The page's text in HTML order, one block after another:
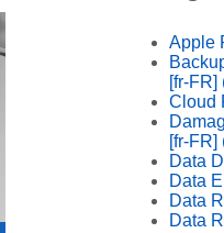
Apple
[fr-FR]
Cloud
[fr-FR]
Data
Data
Data
Data